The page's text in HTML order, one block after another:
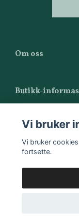
Om oss
Butikk-
Vi bruker
Vi bruker
fortsette.